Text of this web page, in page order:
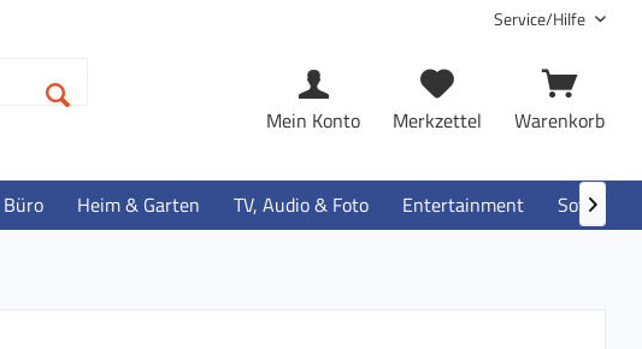
Service/Hilfe
Warenkorb
Merkzettel
Mein Konto
Büro Heim & Garten TV, Audio & Foto Entertainment Software
